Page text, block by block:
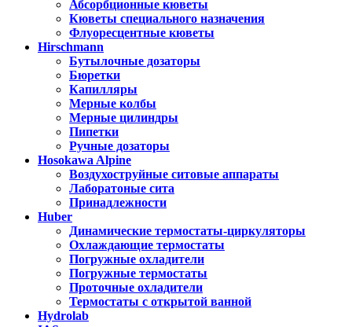
Абсорбционные кюветы
Кюветы специального назначения
Флуоресцентные кюветы
Hirschmann
Бутылочные дозаторы
Бюретки
Капилляры
Мерные колбы
Мерные цилиндры
Пипетки
Ручные дозаторы
Hosokawa Alpine
Воздухоструйные ситовые аппараты
Лаборатоные сита
Принадлежности
Huber
Динамические термостаты-циркуляторы
Охлаждающие термостаты
Погружные охладители
Погружные термостаты
Проточные охладители
Термостаты с открытой ванной
Hydrolab